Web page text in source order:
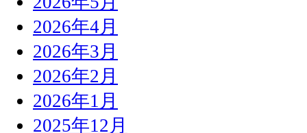
2026年4月
2026年3月
2026年2月
2026年1月
2025年12月